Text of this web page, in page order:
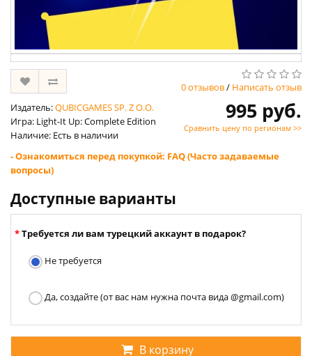
0 отзывов/ Написать отзыв
Издатель:QUBICGAMES SP. Z O.O.
Игра: Light-It Up: Complete Edition
Наличие: Есть в наличии
995 руб.
Сравнить цену по регионам >>
- Ознакомиться перед покупкой: FAQ (Часто задаваемые
вопросы)
Доступные варианты
Требуется ли вам турецкий аккаунт в подарок?
Не требуется
Да, создайте (от вас нам нужна почта вида @gmail.com)
В корзину